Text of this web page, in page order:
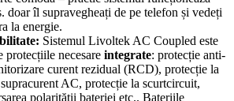
doar îl supravegheați de pe telefon și vedeți
la energie.
Sistemul Livoltek AC Coupled este
protecțiile necesare integrate: protecție anti-
curent rezidual (RCD), protecție la
AC, protecție la scurtcircuit,
polarității bateriei etc.. Bateriile